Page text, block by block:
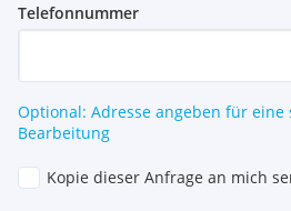
Telefonnummer
Optional: Adresse angeben für eine
Bearbeitung
Kopie dieser Anfrage an mich